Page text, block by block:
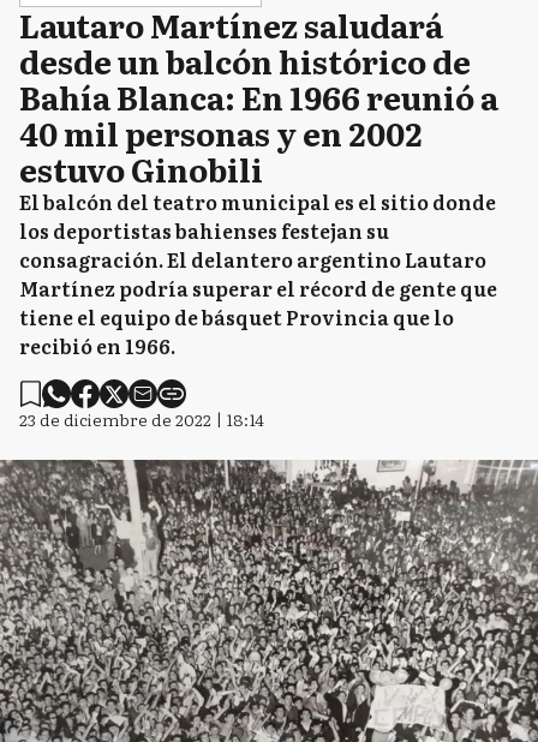
Lautaro Martínez saludará
desde un balcón histórico de
Bahía Blanca: En 1966 reunió a
40 mil personas y en 2002
estuvo Ginobili
El balcón del teatro municipal es el sitio donde
los deportistas bahienses festejan su
consagración. El delantero argentino Lautaro
Martínez podría superar el récord de gente que
tiene el equipo de básquet Provincia que lo
recibió en 1966.
23 de diciembre de 2022 | 18:14